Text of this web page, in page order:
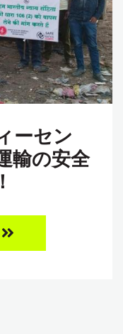
ーセン
輸の安全